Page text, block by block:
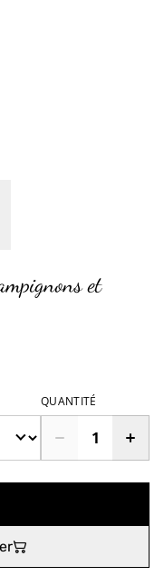
et
QUANTITÉ